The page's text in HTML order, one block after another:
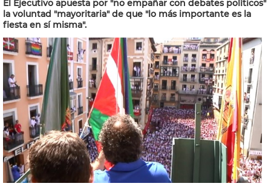
El Ejecutivo apuesta por "no empañar con debates políticos"
la voluntad "mayoritaria" de que "lo más importante es la
fiesta en sí misma".